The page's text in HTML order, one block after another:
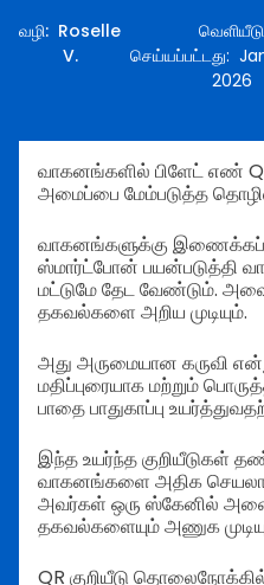
வழி: Roselle
V.
வெளியீடு
செய்யப்பட்டது:
2026
வாகனங்களில் பிளேட் எண்
அமைப்பை மேம்படுத்த
வாகனங்களுக்கு
ஸ்மார்ட்போன் பயன்படுத்தி
மட்டுமே தேட வேண்டும்.
தகவல்களை அறிய முடியும்.
அது அருமையான கருவி
மதிப்புரையாக மற்றும்
பாதை பாதுகாப்பு
இந்த உயர்ந்த குறியீடுகள்
வாகனங்களை அதிக
அவர்கள் ஒரு ஸ்கேனில்
தகவல்களையும் அணுக
QR குறியீடு